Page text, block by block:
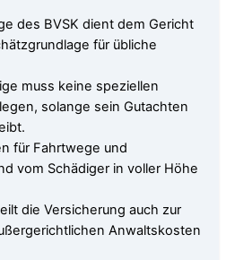
des BVSK dient dem Gericht
für übliche
muss keine speziellen
solange sein Gutachten
für Fahrtwege und
vom Schädiger in voller Höhe
die Versicherung auch zur
Anwaltskosten